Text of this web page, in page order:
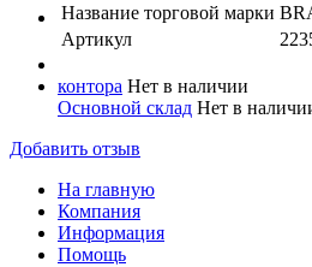
Название торговой марки
Артикул
контора Нет в наличии
Основной склад Нет в
Добавить отзыв
На главную
Компания
Информация
Помощь